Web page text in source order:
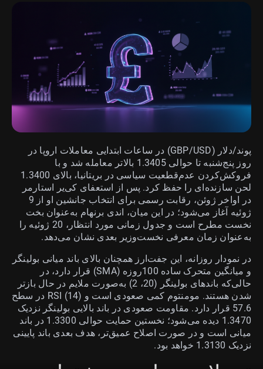
پوند/دلار (GBP/USD) در ساعات ابتدایی معاملات اروپا در
روز پنج‌شنبه تا حوالی 1.3405 بالاتر معامله شد و با
فروکش‌کردن عدم‌قطعیت سیاسی در بریتانیا، بالای 1.3400
لحن سازنده‌ای را حفظ کرد. پس از استعفای کی‌یر استارمر
در اواخر ژوئن، رقابت رسمی برای انتخاب جانشین او از 9
ژوئیه آغاز می‌شود؛ در این میان، اندی برنهام به‌عنوان بخت
نخست مطرح است و جدول زمانی مورد انتظار، 20 ژوئیه را
به‌عنوان زمان معرفی نخست‌وزیر بعدی نشان می‌دهد.
در نمودار روزانه، این جفت‌ارز همچنان بالای باند میانی بولینگر
و میانگین متحرک ساده 100روزه (SMA) قرار دارد، در
حالی‌که باندهای بولینگر (20، 2) به‌صورت ملایم در حال بازتر
شدن هستند. مومنتوم کمی صعودی است و RSI (14) در سطح
57.6 قرار دارد. مقاومت صعودی در باند بالایی بولینگر نزدیک
1.3470 دیده می‌شود؛ نخستین حمایت حوالی 1.3300 در باند
میانی است و در صورت اصلاح عمیق‌تر، هدف بعدی باند پایینی
نزدیک 1.3130 خواهد بود.